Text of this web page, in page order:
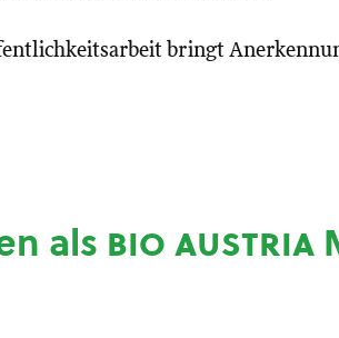
bringt
als bio austria